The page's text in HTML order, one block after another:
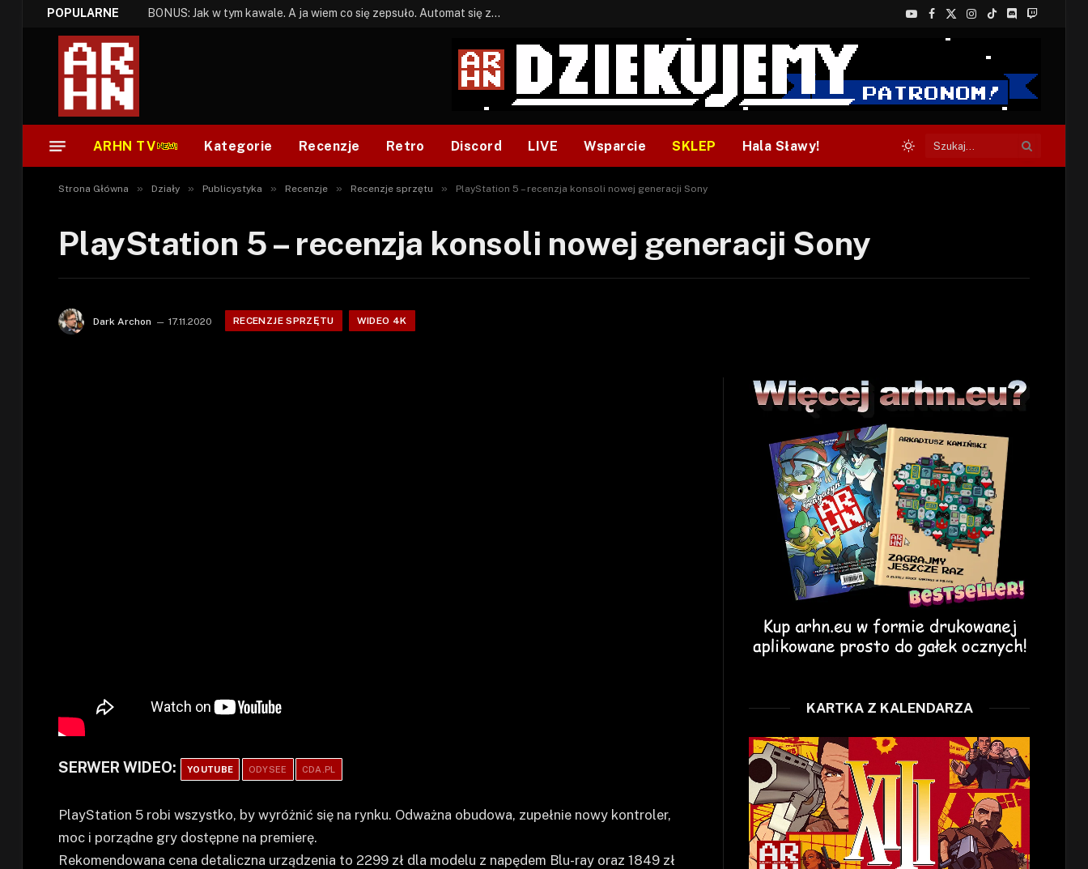
POPULARNE BONUS: Jak w tym kawale. A ja wiem co się zepsuło. Automat się zepsuł.
YouTube
Facebook
X
(Twitter)
Instagram
TikTokDiscordTwitch
ARHN TV Kategorie Recenzje Retro Discord LIVE Wsparcie SKLEP Hala Sławy!
Strona Główna » Działy » Publicystyka » Recenzje » Recenzje sprzętu » PlayStation 5 – recenzja konsoli nowej generacji Sony
PlayStation 5 – recenzja konsoli nowej generacji Sony
Dark Archon 17.11.2020 RECENZJE SPRZĘTU WIDEO 4K
SERWER WIDEO: YOUTUBE ODYSEE CDA.PL
PlayStation 5 robi wszystko, by wyróżnić się na rynku. Odważna obudowa, zupełnie nowy kontroler,
moc i porządne gry dostępne na premierę.
Rekomendowana cena detaliczna urządzenia to 2299 zł dla modelu z napędem Blu-ray oraz 1849 zł
KARTKA Z KALENDARZA